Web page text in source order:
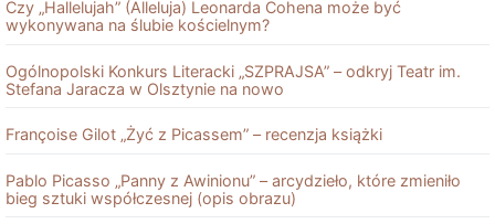
Czy „Hallelujah” (Alleluja) Leonarda Cohena może być
wykonywana na ślubie kościelnym?
Ogólnopolski Konkurs Literacki „SZPRAJSA” – odkryj Teatr im.
Stefana Jaracza w Olsztynie na nowo
Françoise Gilot „Żyć z Picassem” – recenzja książki
Pablo Picasso „Panny z Awinionu” – arcydzieło, które zmieniło
bieg sztuki współczesnej (opis obrazu)